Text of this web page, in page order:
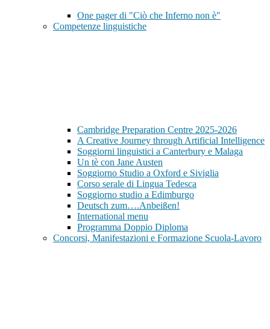
One pager di "Ciò che Inferno non è"
Competenze linguistiche
Cambridge Preparation Centre 2025-2026
A Creative Journey through Artificial Intelligence
Soggiorni linguistici a Canterbury e Malaga
Un tè con Jane Austen
Soggiorno Studio a Oxford e Siviglia
Corso serale di Lingua Tedesca
Soggiorno studio a Edimburgo
Deutsch zum….Anbeißen!
International menu
Programma Doppio Diploma
Concorsi, Manifestazioni e Formazione Scuola-Lavoro